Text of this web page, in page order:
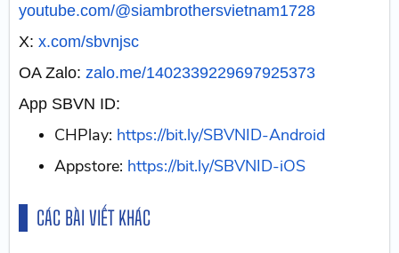
youtube.com/@siambrothersvietnam1728
X: x.com/sbvnjsc
OA Zalo: zalo.me/1402339229697925373
App SBVN ID:
CHPlay: https://bit.ly/SBVNID-Android
Appstore: https://bit.ly/SBVNID-iOS​
CÁC BÀI VIẾT KHÁC